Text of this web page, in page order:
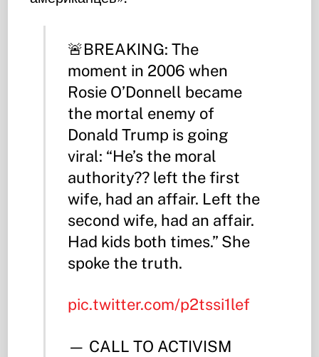
🚨BREAKING: The
moment in 2006 when
Rosie O’Donnell became
the mortal enemy of
Donald Trump is going
viral: “He’s the moral
authority?? left the first
wife, had an affair. Left the
second wife, had an affair.
Had kids both times.” She
spoke the truth.
pic.twitter.com/p2tssi1lef
— CALL TO ACTIVISM